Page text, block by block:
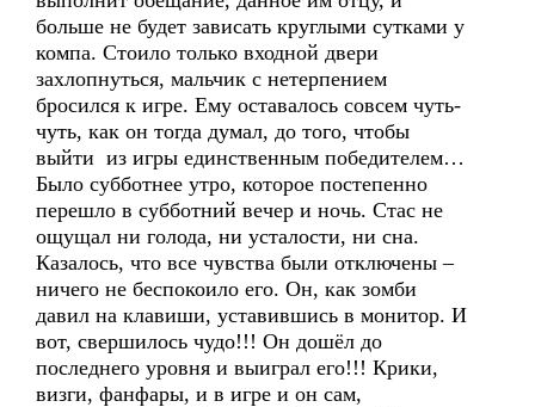
больше не будет зависать круглыми сутками у
компа. Стоило только входной двери
захлопнуться, мальчик с нетерпением
бросился к игре. Ему оставалось совсем чуть-
чуть, как он тогда думал, до того, чтобы
выйти из игры единственным победителем…
Было субботнее утро, которое постепенно
перешло в субботний вечер и ночь. Стас не
ощущал ни голода, ни усталости, ни сна.
Казалось, что все чувства были отключены –
ничего не беспокоило его. Он, как зомби
давил на клавиши, уставившись в монитор. И
вот, свершилось чудо!!! Он дошёл до
последнего уровня и выиграл его!!! Крики,
визги, фанфары, и в игре и он сам,